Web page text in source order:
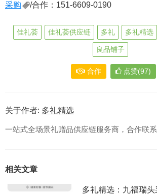
采购 /合作：151-6609-0190
佳礼荟 佳礼荟供应链 多礼 多礼精选
良品铺子
合作 点赞(97)
关于作者: 多礼精选
一站式全场景礼赠品供应链服务商，合作联
相关文章
多礼精选：九福瑞